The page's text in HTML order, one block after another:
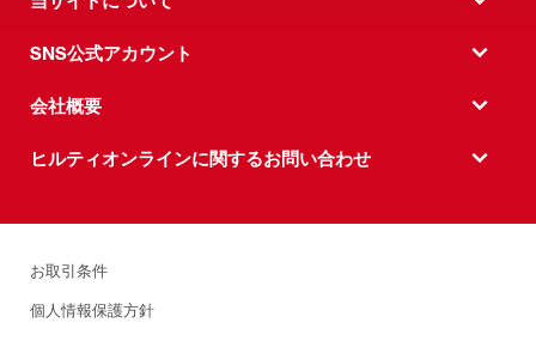
SNS公式アカウント
会社概要
ヒルティオンラインに関するお問い合わせ
お取引条件
個人情報保護方針